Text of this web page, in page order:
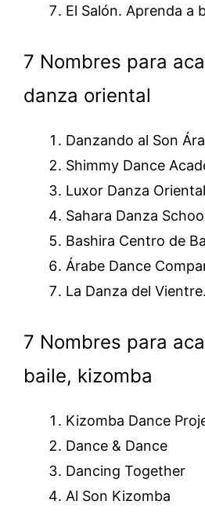
El Salón. Aprenda a
7 Nombres para
danza oriental
Danzando al Son
Shimmy Dance
Luxor Danza Oriental
Sahara Danza
Bashira Centro de
Árabe Dance
La Danza del
7 Nombres para
baile, kizomba
Kizomba Dance
Dance & Dance
Dancing Together
Al Son Kizomba